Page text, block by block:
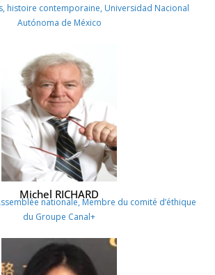
histoire contemporaine, Universidad Nacional
Autónoma de México
Michel RICHARD
nationale, Membre du comité d’éthique
du Groupe Canal+